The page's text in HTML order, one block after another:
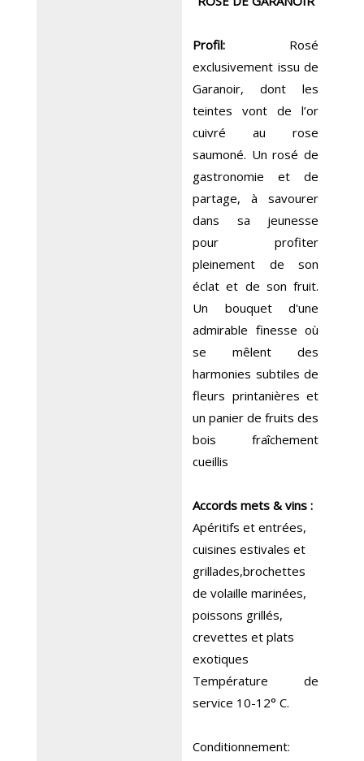
Profil: Rosé
exclusivement issu de
Garanoir, dont les
teintes vont de l’or
cuivré au rose
saumoné. Un rosé de
gastronomie et de
partage, à savourer
dans sa jeunesse
pour profiter
pleinement de son
éclat et de son fruit.
Un bouquet d'une
admirable finesse où
se mêlent des
harmonies subtiles de
fleurs printanières et
un panier de fruits des
bois fraîchement
cueillis
Accords mets & vins :
Apéritifs et entrées,
cuisines estivales et
grillades,brochettes
de volaille marinées,
poissons grillés,
crevettes et plats
exotiques
Température de
service 10-12° C.
Conditionnement: